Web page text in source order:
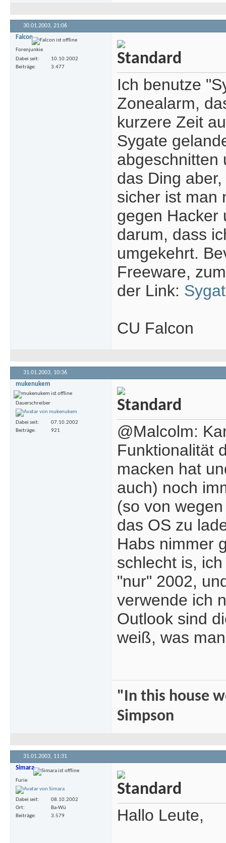
30.01.2003, 21:06
Falcon
Forenjunkie
Dabei seit
10.10.2002
Beiträge
3.477
Ich benutze
Zonealarm,
kurzere Zeit
Sygate
abgeschnitten
das Ding
sicher ist man
gegen Hacker
darum, dass
umgekehrt.
Freeware,
der Link:
CU Falcon
31.01.2003, 10:36
mukenukem
Dauerschreiber
Dabei seit
07.10.2002
Beiträge
921
@Malcolm:
Funktionalität
macken hat
auch) noch
(so von
das OS zu
Habs nimmer
schlecht is,
"nur" 2002,
verwende ich
Outlook sind
weiß, was
"In this house
Simpson
31.01.2003, 11:31
Simara
Furie
Dabei seit
08.10.2002
Ort
Ba-Wü
Beiträge
3.579 Hallo Leute,